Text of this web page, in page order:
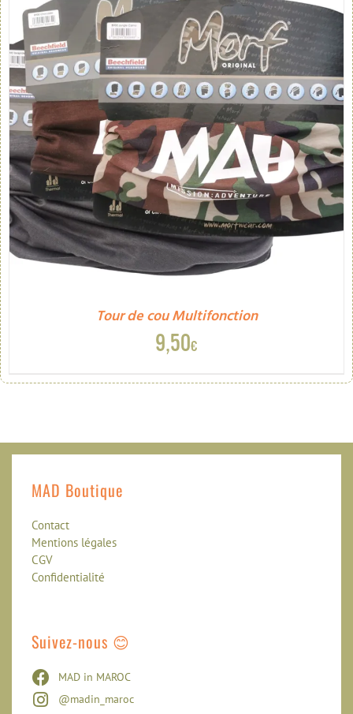
Tour de cou Multifonction
9,50€
MAD Boutique
Contact
Mentions légales
CGV
Confidentialité
Suivez-nous 😊
MAD in MAROC
@madin_maroc